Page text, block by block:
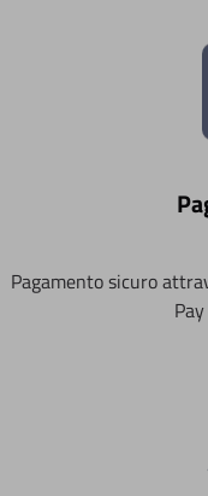
Pagamento sicuro